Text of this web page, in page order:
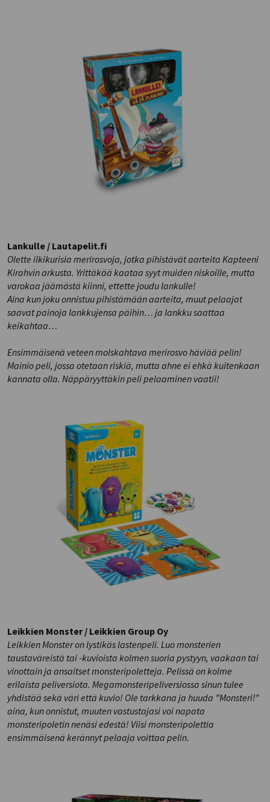
Lankulle / Lautapelit.fi
Olette ilkikurisia merirosvoja, jotka pihistävät aarteita Kapteeni
Kirahvin arkusta. Yrittäkää kaataa syyt muiden niskoille, mutta
varokaa jäämästä kiinni, ettette joudu lankulle!
Aina kun joku onnistuu pihistämään aarteita, muut pelaajat
saavat painoja lankkujensa päihin… ja lankku saattaa
keikahtaa…
Ensimmäisenä veteen molskahtava merirosvo häviää pelin!
Mainio peli, jossa otetaan riskiä, mutta ahne ei ehkä kuitenkaan
kannata olla. Näppäryyttäkin peli pelaaminen vaatii!
Leikkien Monster / Leikkien Group Oy
Leikkien Monster on lystikäs lastenpeli. Luo monsterien
taustaväreistä tai -kuvioista kolmen suoria pystyyn, vaakaan tai
vinottain ja ansaitset monsteripoletteja. Pelissä on kolme
erilaista peliversiota. Megamonsteripeliversiossa sinun tulee
yhdistää sekä väri että kuvio! Ole tarkkana ja huuda ”Monsteri!”
aina, kun onnistut, muuten vastustajasi voi napata
monsteripoletin nenäsi edestä! Viisi monsteripolettia
ensimmäisenä kerännyt pelaaja voittaa pelin.